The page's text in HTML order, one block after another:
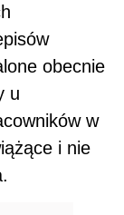
obecnie
u
w
i nie